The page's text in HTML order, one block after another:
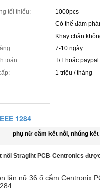
tối thiểu:
1000pcs
Có thể đàm
Khay chân
7-10 ngày
toán:
T/T hoặc paypal
1 triệu / tháng
1284
phụ nữ cắm kết nối, nhúng
nối Stragiht PCB Centronics
lăn nữ 36 ổ cắm Centronix